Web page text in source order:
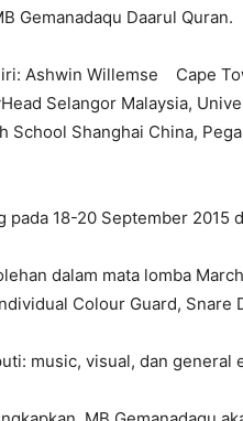
Gemanadaqu Daarul Quran.
Ashwin Willemse Cape
Selangor Malaysia,
School Shanghai China,
pada 18-20 September 2015
dalam mata lomba
Colour Guard, Snare
music, visual, dan general